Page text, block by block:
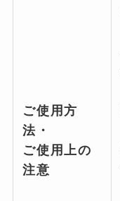
ご使用方
法・
ご使用上の
注意